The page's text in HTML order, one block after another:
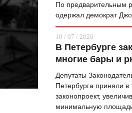
По предварительным
одержал демократ Джо
10 / 07 / 2020
В Петербурге
многие бары и
Депутаты
Петербурга приняли в
законопроект,
минимальную